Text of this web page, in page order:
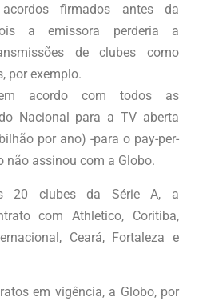
firmados antes da
a emissora perderia a
de clubes como
por exemplo.
acordo com todos as
Nacional para a TV aberta
por ano) -para o pay-per-
não assinou com a Globo.
20 clubes da Série A, a
com Athletico, Coritiba,
Ceará, Fortaleza e
em vigência, a Globo, por